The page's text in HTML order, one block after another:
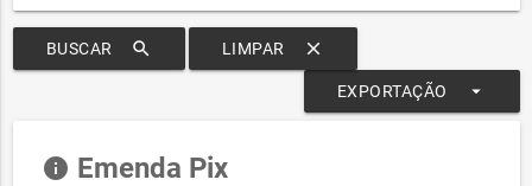
BUSCAR search LIMPAR clear
EXPORTAÇÃO arrow_drop_down
info Emenda Pix